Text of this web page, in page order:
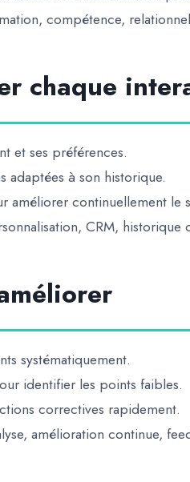
compétence,
chaque
et ses préférences.
adaptées à son historique.
améliorer continuellement le
CRM,
systématiquement.
identifier les points faibles.
correctives rapidement.
amélioration continue,